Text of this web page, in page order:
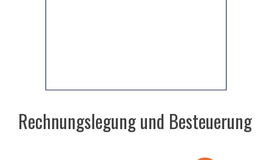
Rechnungslegung und Besteuerung